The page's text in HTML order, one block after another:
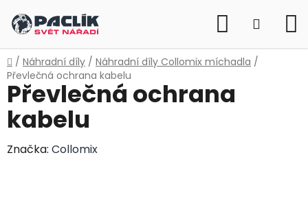
na
obsah
Hledat
Domů
/ Náhradní díly / Náhradní díly Collomix míchadla /
Převlečná ochrana kabelu
Převlečná ochrana
kabelu
Značka: Collomix